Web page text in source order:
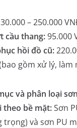
– 250.000
cầu thang:95.000
hồi đồ cũ:
gồm xử lý, làm
và phân loại
theo bề mặt:Sơn
trọng) và sơn PU